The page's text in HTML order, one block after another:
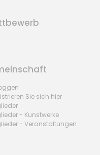
Sie sich hier
- Kunstwerke
- Veranstaltungen